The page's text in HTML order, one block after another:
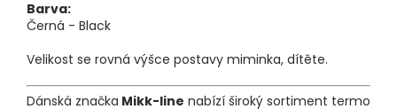
Barva:
Černá - Black
Velikost se rovná výšce postavy miminka, dítěte.
Dánská značka Mikk-line nabízí široký sortiment termo